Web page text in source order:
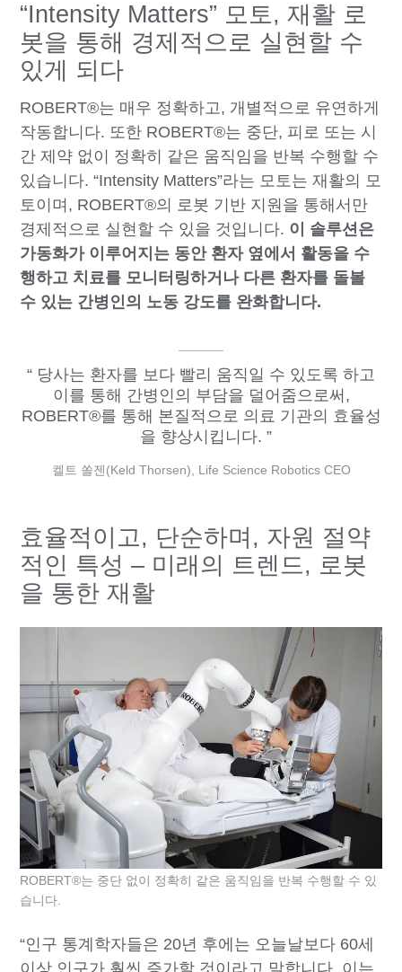
“Intensity Matters” 모토, 재활 로
봇을 통해 경제적으로 실현할 수
있게 되다
ROBERT®는 매우 정확하고, 개별적으로 유연하게
작동합니다. 또한 ROBERT®는 중단, 피로 또는 시
간 제약 없이 정확히 같은 움직임을 반복 수행할 수
있습니다. “Intensity Matters”라는 모토는 재활의 모
토이며, ROBERT®의 로봇 기반 지원을 통해서만
경제적으로 실현할 수 있을 것입니다. 이 솔루션은
가동화가 이루어지는 동안 환자 옆에서 활동을 수
행하고 치료를 모니터링하거나 다른 환자를 돌볼
수 있는 간병인의 노동 강도를 완화합니다.
당사는 환자를 보다 빨리 움직일 수 있도록 하고
이를 통해 간병인의 부담을 덜어줌으로써,
ROBERT®를 통해 본질적으로 의료 기관의 효율성
을 향상시킵니다.
켈트 쏠젠(Keld Thorsen), Life Science Robotics CEO
효율적이고, 단순하며, 자원 절약
적인 특성 – 미래의 트렌드, 로봇
을 통한 재활
“인구 통계학자들은 20년 후에는 오늘날보다 60세
이상 인구가 훨씬 증가할 것이라고 말합니다. 이는
ROBERT®는 중단 없이 정확히 같은 움직임을 반복 수행할 수 있
습니다.